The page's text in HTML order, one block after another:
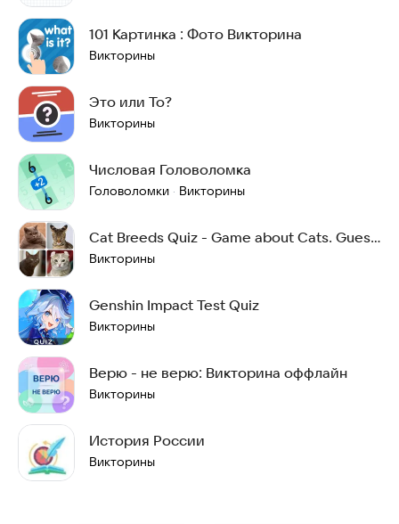
101 Картинка : Фото Викторина
Викторины
Это или То?
Викторины
Числовая Головоломка
Головоломки · Викторины
Cat Breeds Quiz - Game about Cats. Guess
the Cat!
Викторины
Genshin Impact Test Quiz
Викторины
Верю - не верю: Викторина оффлайн
Викторины
История России
Викторины